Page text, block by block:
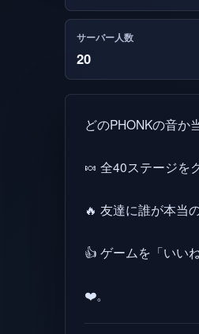
サーバー人数
20
どのPHONKの音か
🍬 全40ステージを
🔥 友達に誰が本当
👍 ゲームを「いい
❤️。